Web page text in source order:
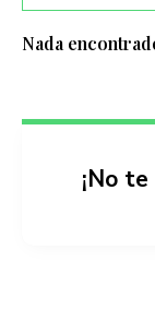
Nada
¡No